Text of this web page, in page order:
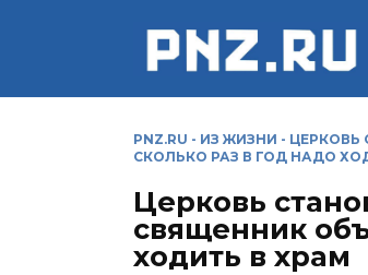
PNZ.RU - ИЗ ЖИЗНИ - ЦЕРКОВЬ
СКОЛЬКО РАЗ В ГОД НАДО
Церковь
священник
ходить в храм